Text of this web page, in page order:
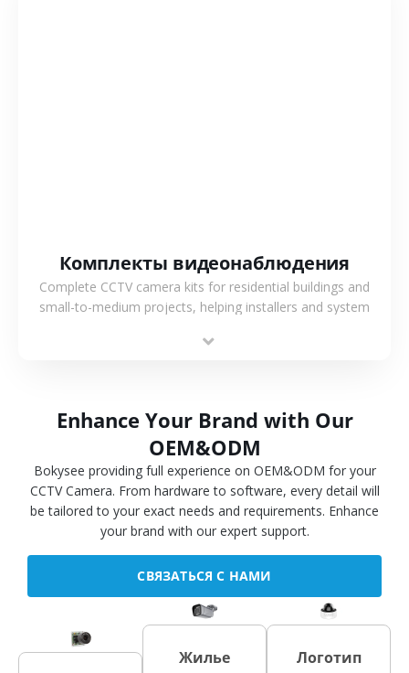
Комплекты видеонаблюдения
Complete CCTV camera kits for residential buildings and
small-to-medium projects, helping installers and system
Enhance Your Brand with Our
OEM&ODM
Bokysee providing full experience on OEM&ODM for your
CCTV Camera. From hardware to software, every detail will
be tailored to your exact needs and requirements. Enhance
your brand with our expert support.
СВЯЗАТЬСЯ С НАМИ
Жилье
Логотип